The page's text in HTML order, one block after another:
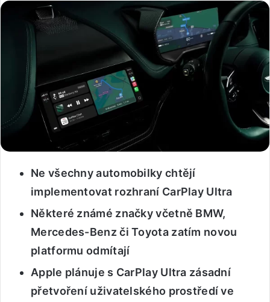
Ne všechny automobilky chtějí
implementovat rozhraní CarPlay Ultra
Některé známé značky včetně BMW,
Mercedes-Benz či Toyota zatím novou
platformu odmítají
Apple plánuje s CarPlay Ultra zásadní
přetvoření uživatelského prostředí ve